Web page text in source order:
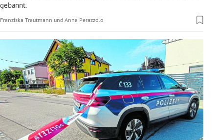
gebannt.
Franziska Trautmann und Anna Perazzolo